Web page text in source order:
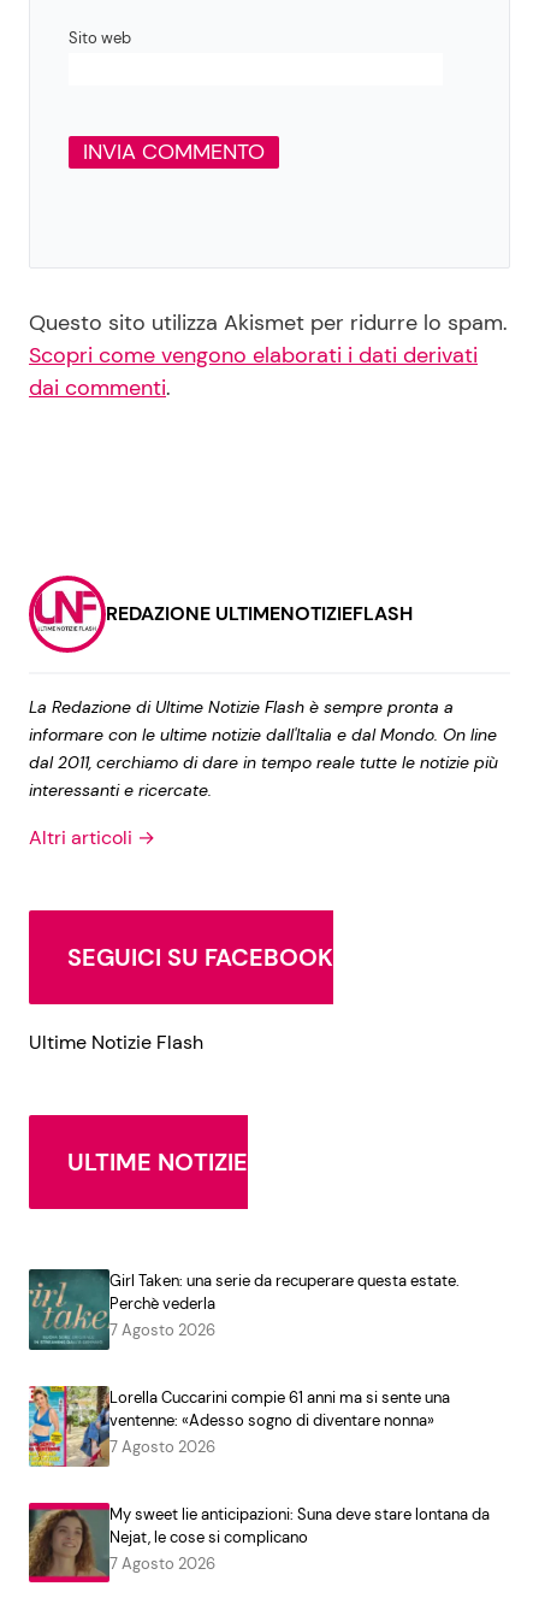
Sito web
Questo sito utilizza Akismet per ridurre lo spam.
Scopri come vengono elaborati i dati derivati
dai commenti.
REDAZIONE ULTIMENOTIZIEFLASH
La Redazione di Ultime Notizie Flash è sempre pronta a
informare con le ultime notizie dall'Italia e dal Mondo. On line
dal 2011, cerchiamo di dare in tempo reale tutte le notizie più
interessanti e ricercate.
Altri articoli →
SEGUICI SU FACEBOOK
Ultime Notizie Flash
ULTIME NOTIZIE
Girl Taken: una serie da recuperare questa estate.
Perchè vederla
7 Agosto 2026
Lorella Cuccarini compie 61 anni ma si sente una
ventenne: «Adesso sogno di diventare nonna»
7 Agosto 2026
My sweet lie anticipazioni: Suna deve stare lontana da
Nejat, le cose si complicano
7 Agosto 2026